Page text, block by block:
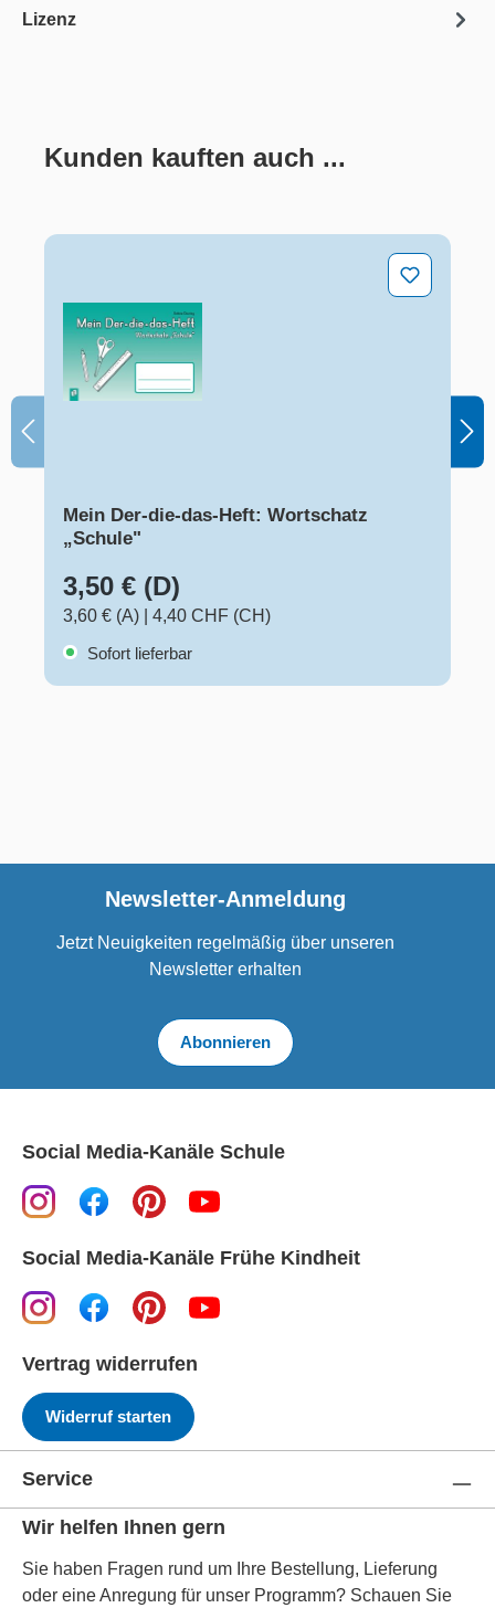
Lizenz
Produktgalerie überspringen
Kunden kauften auch ...
Mein Der-die-das-Heft: Wortschatz „Schule"
Mein Der-die-das-Heft: Wortschatz
„Schule"
3,50 € (D)
3,60 € (A)
4,40 CHF (CH)
Sofort lieferbar
Newsletter-Anmeldung
Jetzt Neuigkeiten regelmäßig über unseren
Newsletter erhalten
Abonnieren
Social Media-Kanäle Schule
Social Media-Kanäle Frühe Kindheit
Vertrag widerrufen
Widerruf starten
Service
Wir helfen Ihnen gern
Sie haben Fragen rund um Ihre Bestellung, Lieferung
oder eine Anregung für unser Programm? Schauen Sie